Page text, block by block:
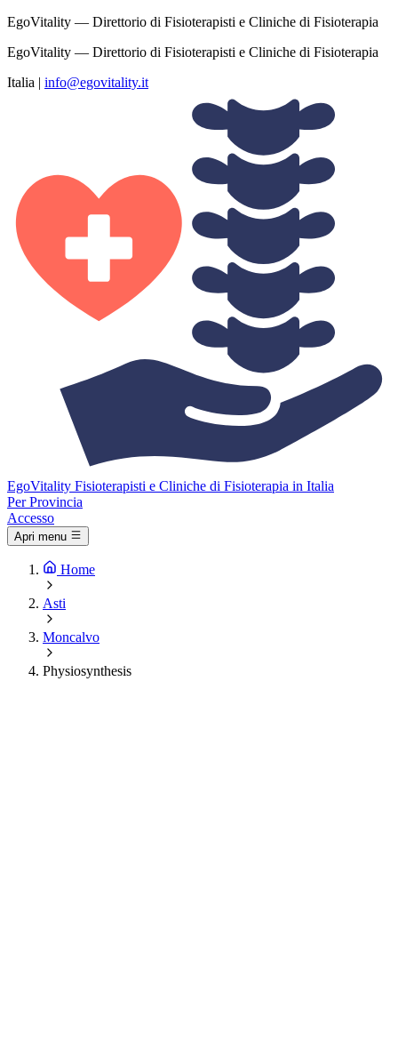
EgoVitality — Direttorio di Fisioterapisti e Cliniche di Fisioterapia
EgoVitality — Direttorio di Fisioterapisti e Cliniche di Fisioterapia
Italia | info@egovitality.it
EgoVitality Fisioterapisti e Cliniche di Fisioterapia in Italia
Per Provincia
Accesso
Apri menu
Home
Asti
Moncalvo
Physiosynthesis